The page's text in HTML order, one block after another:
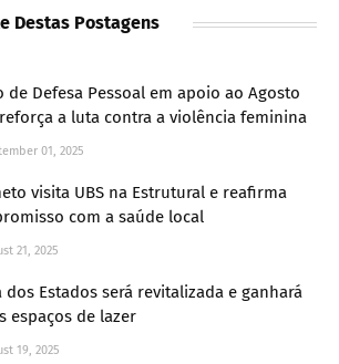
Destas Postagens
de Defesa Pessoal em apoio ao Agosto
a luta contra a violência feminina
01, 2025
visita UBS na Estrutural e reafirma
com a saúde local
21, 2025
dos Estados será revitalizada e ganhará
espaços de lazer
19, 2025